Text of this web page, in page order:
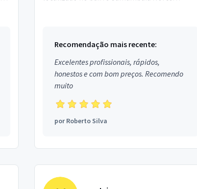
Recomendação mais recente:
Excelentes profissionais, rápidos,
honestos e com bom preços. Recomendo
muito
porRoberto Silva